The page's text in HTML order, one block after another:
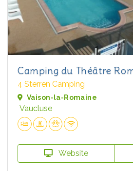
Camping du Théâtre
4 Sterren Camping
Vaison-la-Romaine
Vaucluse
Website